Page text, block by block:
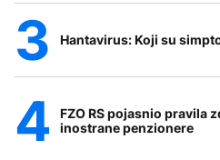
Hantavirus: Koji su
FZO RS pojasnio pravila
inostrane penzionere